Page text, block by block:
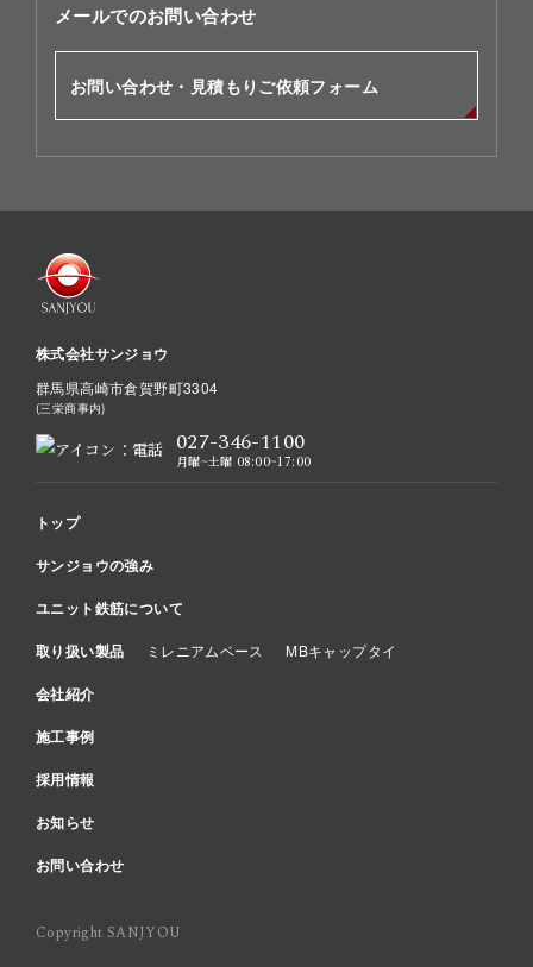
メールでのお問い合わせ
お問い合わせ・見積もりご依頼フォーム
株式会社サンジョウ
群馬県高崎市倉賀野町3304
(三栄商事内)
027-346-1100
月曜~土曜 08:00~17:00
トップ
サンジョウの強み
ユニット鉄筋について
取り扱い製品
ミレニアムベース MBキャップタイ
会社紹介
施工事例
採用情報
お知らせ
お問い合わせ
Copyright SANJYOU